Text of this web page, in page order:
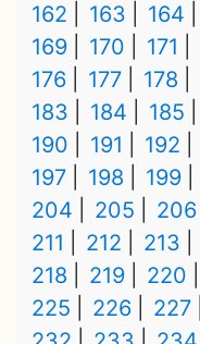
162
163 164
169
170 171
176
177 178
183
184 185
190
191 192
197
198 199
204
205 206
211
212 213
218
219 220
225
226 227